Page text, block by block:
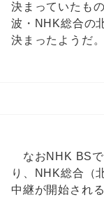
決まっていたも
波・NHK総合の
決まったようだ。
なおNHK BSで
り、NHK総合（
中継が開始される